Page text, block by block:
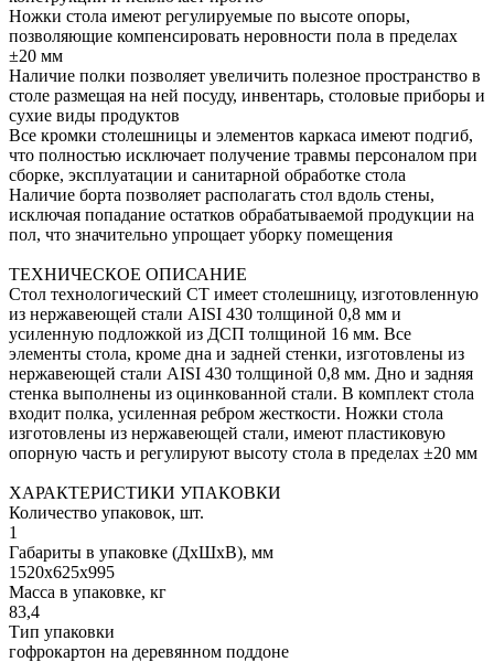
Ножки стола имеют регулируемые по высоте опоры,
позволяющие компенсировать неровности пола в пределах
±20 мм
Наличие полки позволяет увеличить полезное пространство в
столе размещая на ней посуду, инвентарь, столовые приборы и
сухие виды продуктов
Все кромки столешницы и элементов каркаса имеют подгиб,
что полностью исключает получение травмы персоналом при
сборке, эксплуатации и санитарной обработке стола
Наличие борта позволяет располагать стол вдоль стены,
исключая попадание остатков обрабатываемой продукции на
пол, что значительно упрощает уборку помещения
ТЕХНИЧЕСКОЕ ОПИСАНИЕ
Стол технологический СТ имеет столешницу, изготовленную
из нержавеющей стали AISI 430 толщиной 0,8 мм и
усиленную подложкой из ДСП толщиной 16 мм. Все
элементы стола, кроме дна и задней стенки, изготовлены из
нержавеющей стали AISI 430 толщиной 0,8 мм. Дно и задняя
стенка выполнены из оцинкованной стали. В комплект стола
входит полка, усиленная ребром жесткости. Ножки стола
изготовлены из нержавеющей стали, имеют пластиковую
опорную часть и регулируют высоту стола в пределах ±20 мм
ХАРАКТЕРИСТИКИ УПАКОВКИ
Количество упаковок, шт.
1
Габариты в упаковке (ДхШхВ), мм
1520х625х995
Масса в упаковке, кг
83,4
Тип упаковки
гофрокартон на деревянном поддоне